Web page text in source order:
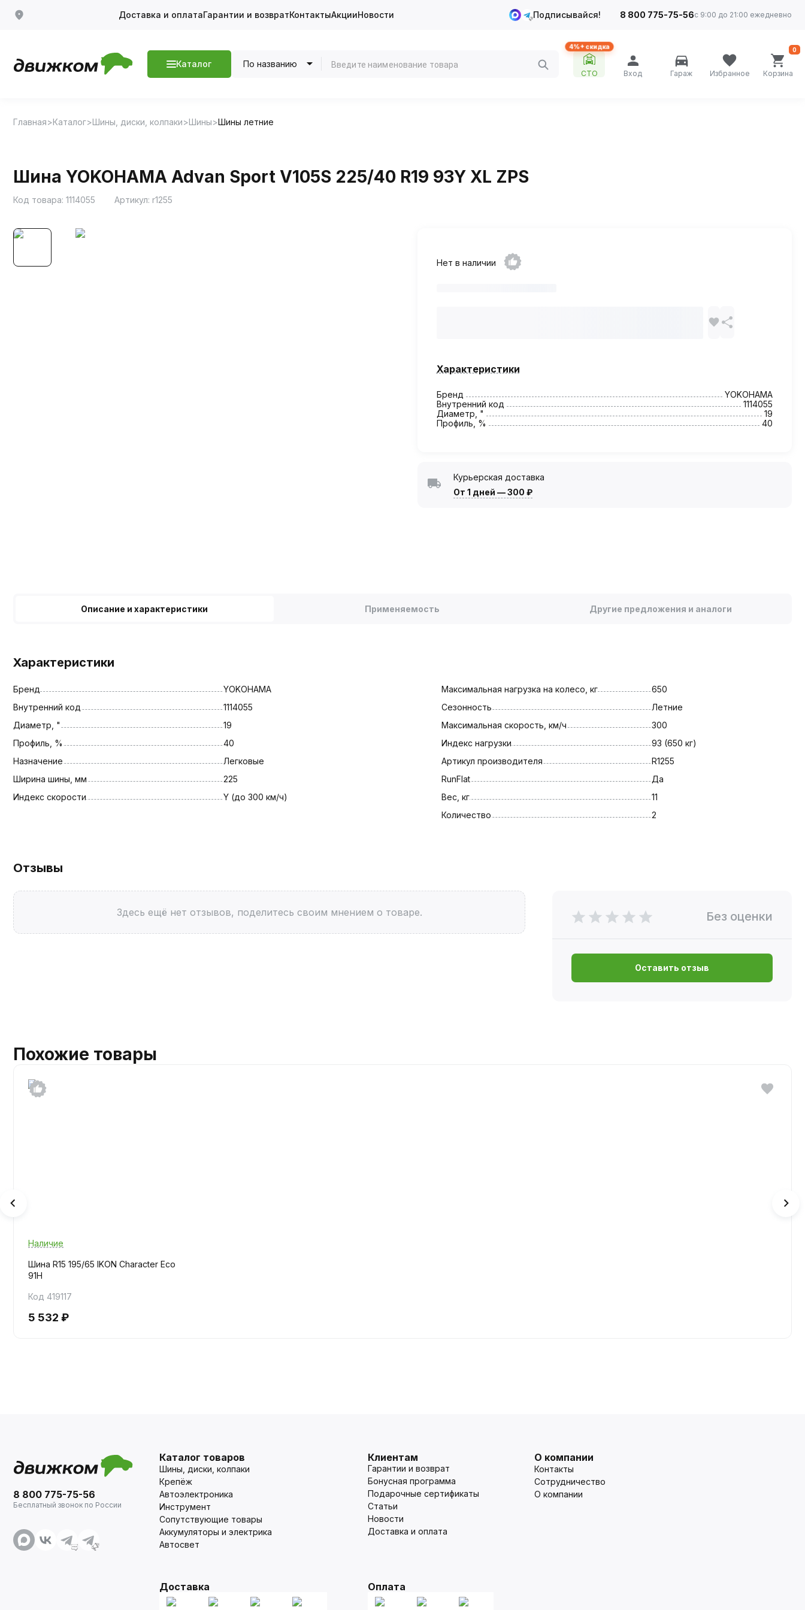
Доставка и оплатаГарантии и возвратКонтактыАкцииНовости Подписывайся! 8 800 775-75-56с 9:00 до 21:00 ежедневно
Каталог По названию
4%+ скидка
СТО Вход Гараж Избранное Корзина
0
Главная Каталог Шины, диски, колпаки Шины Шины летние
Шина YOKOHAMA Advan Sport V105S 225/40 R19 93Y XL ZPS
Код товара: 1114055 Артикул: r1255
Нет в наличии
Характеристики
Бренд
YOKOHAMA
Внутренний код
1114055
Диаметр, "
19
Профиль, %
40
Курьерская доставка
От 1 дней —300 ₽
Описание и характеристики Применяемость Другие предложения и аналоги
Характеристики
Бренд
YOKOHAMA
Внутренний код
1114055
Диаметр, "
19
Профиль, %
40
Назначение
Легковые
Ширина шины, мм
225
Индекс скорости
Y (до 300 км/ч)
Максимальная нагрузка на колесо, кг
650
Сезонность
Летние
Максимальная скорость, км/ч
300
Индекс нагрузки
93 (650 кг)
Артикул производителя
R1255
RunFlat
Да
Вес, кг
11
Количество
2
Отзывы
Здесь ещё нет отзывов, поделитесь своим мнением о товаре. Без оценки
Оставить отзыв
Похожие товары
Наличие
Шина R15 195/65 IKON Character Eco
91H
Код 419117
5 532 ₽
8 800 775-75-56
Бесплатный звонок по России
Каталог товаров
Шины, диски, колпаки
Крепёж
Автоэлектроника
Инструмент
Сопутствующие товары
Аккумуляторы и электрика
Автосвет
Клиентам
Гарантии и возврат
Бонусная программа
Подарочные сертификаты
Статьи
Новости
Доставка и оплата
О компании
Контакты
Сотрудничество
О компании
Доставка Оплата